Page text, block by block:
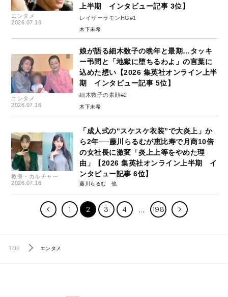
エンタメ
2026.07.16
上半期 インタビュー記事 3位】
レイザーラモンHG#1
木下未希
エンタメ
2026.07.16
娘が語る細木数子の晩年と最期…タッキ
ー弔問と「地獄に堕ちるわよ」の言葉に
込めた想い【2026 集英社オンライン上半
期 インタビュー記事 5位】
細木数子の素顔#2
木下未希
教養・カルチャー
2026.07.16
「成人式の“スケスケ衣装”で大炎上」か
ら2年──藤川らるむが恵比寿で月商10倍
の女社長に激変「炎上上等をやめた理
由」【2026 集英社オンライン上半期 イ
ンタビュー記事 6位】
藤川らるむ
1 2 3 4 198
TOP エンタメ